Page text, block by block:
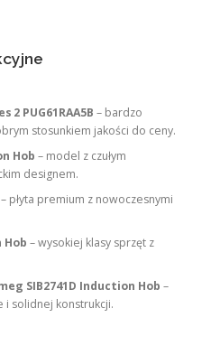
2 PUG61RAA5B – bardzo
stosunkiem jakości do ceny.
Hob – model z czułym
designem.
– płyta premium z nowoczesnymi
Hob – wysokiej klasy sprzęt z
SIB2741D Induction Hob –
i solidnej konstrukcji.